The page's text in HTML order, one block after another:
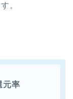
。
元率